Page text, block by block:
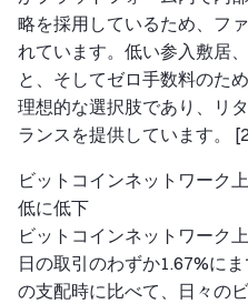
略を採用しているため、フ
れています。低い参入敷居
と、そしてゼロ手数料のた
理想的な選択肢であり、リ
ランスを提供しています。
ビットコインネットワーク
低に低下
ビットコインネットワーク
日の取引のわずか1.67%に
の支配時に比べて、日々の